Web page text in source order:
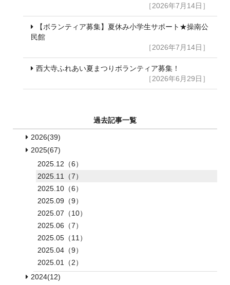
［2026年7月14日］
【ボランティア募集】夏休み小学生サポート★操南公
民館
［2026年7月14日］
西大寺ふれあい夏まつりボランティア募集！
［2026年6月29日］
過去記事一覧
2026(39)
2025(67)
2025.12（6）
2025.11（7）
2025.10（6）
2025.09（9）
2025.07（10）
2025.06（7）
2025.05（11）
2025.04（9）
2025.01（2）
2024(12)